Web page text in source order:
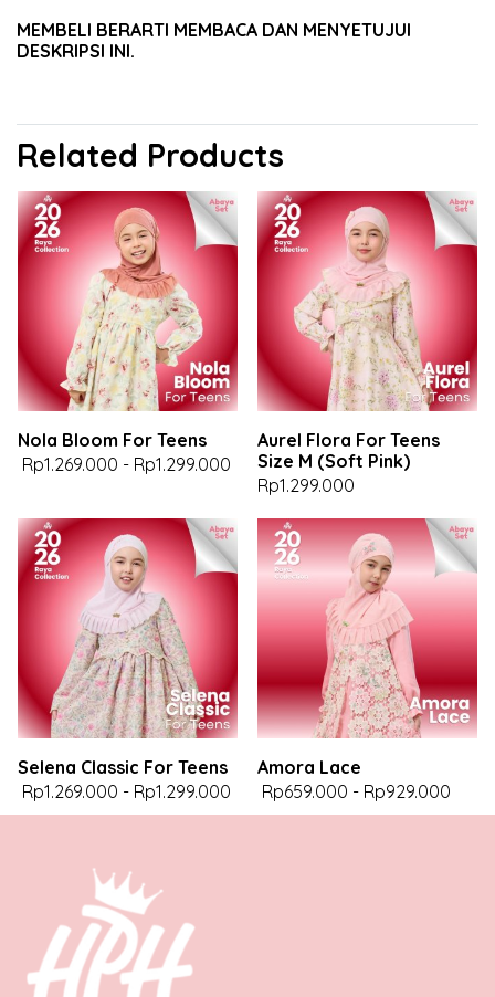
MEMBELI BERARTI MEMBACA DAN MENYETUJUI
DESKRIPSI INI.
Related Products
Nola Bloom For Teens
Rp1.269.000 - Rp1.299.000
Aurel Flora For Teens
Size M (Soft Pink)
Rp1.299.000
Selena Classic For Teens
Rp1.269.000 - Rp1.299.000
Amora Lace
Rp659.000 - Rp929.000